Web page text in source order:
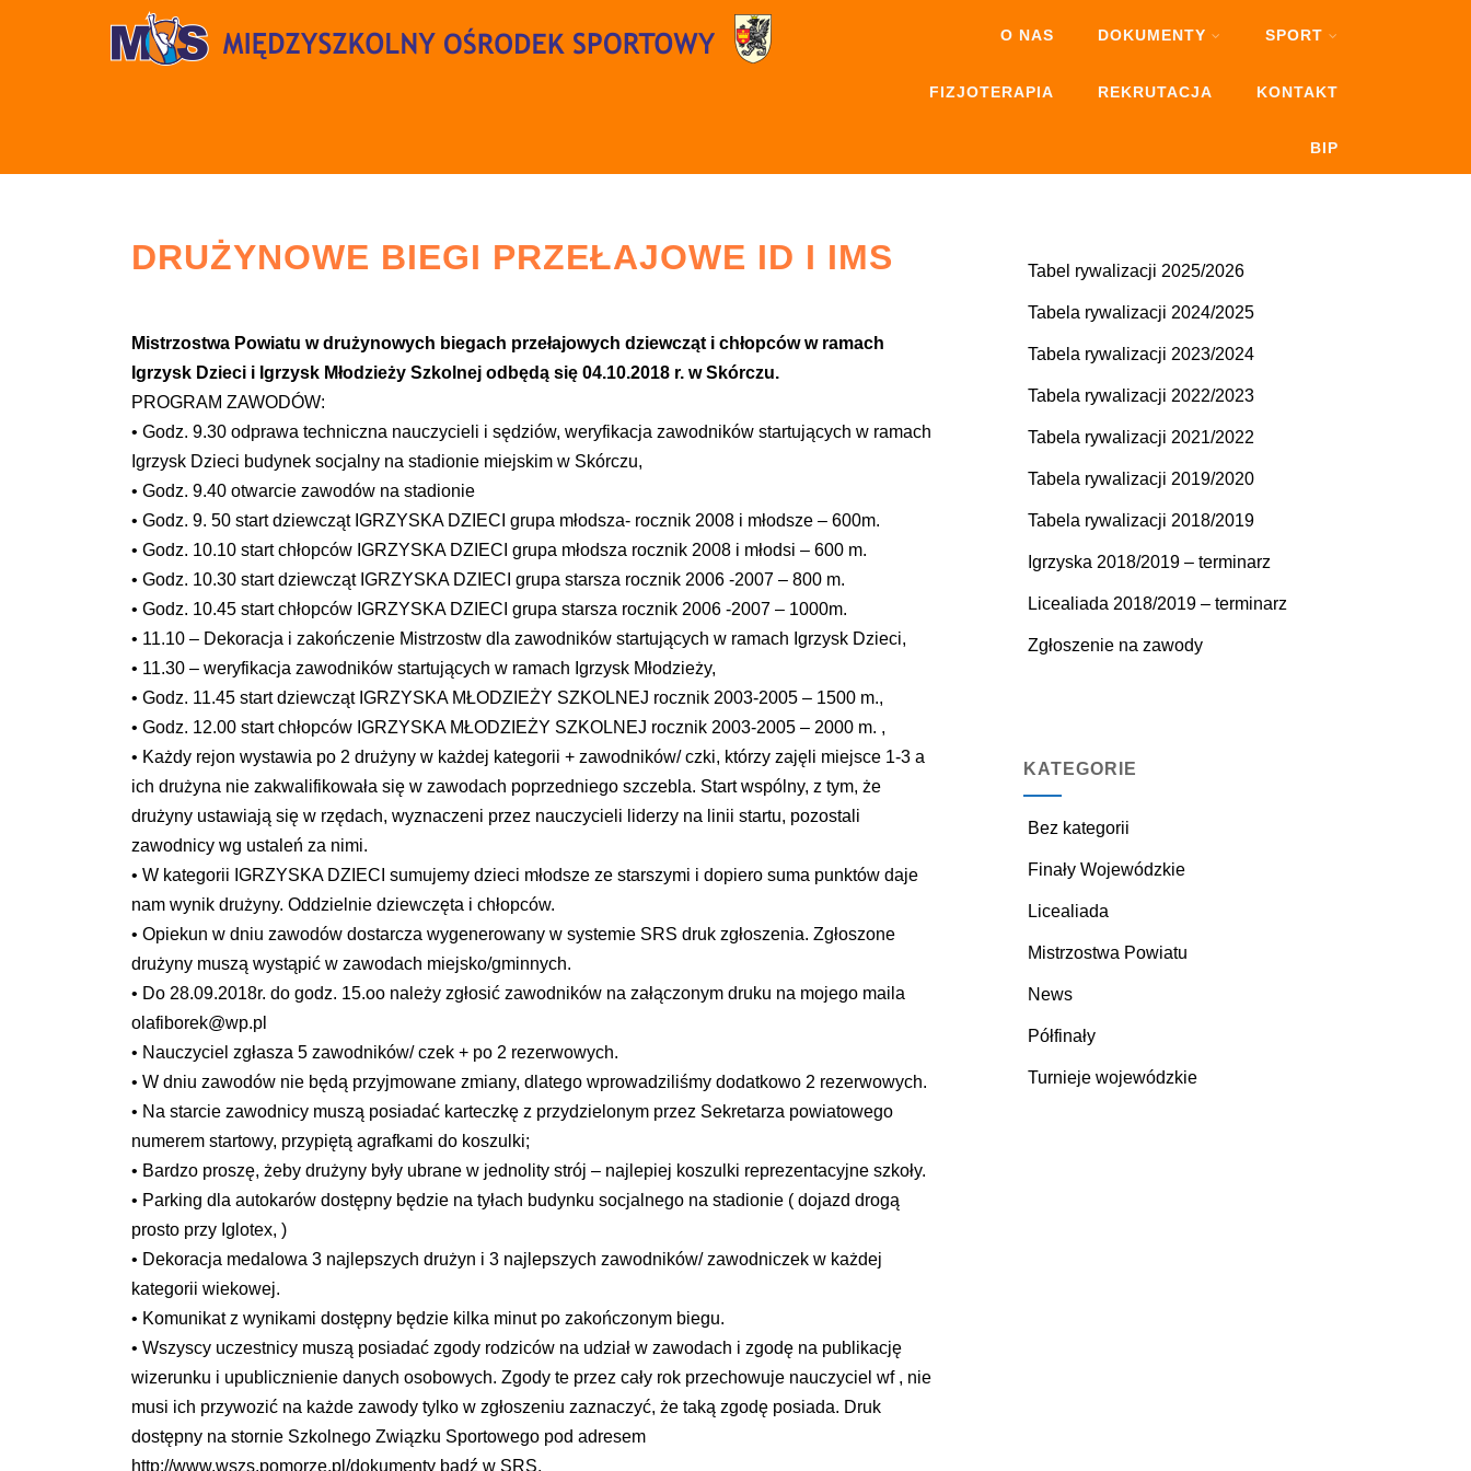
O NAS DOKUMENTY SPORT
FIZJOTERAPIA REKRUTACJA KONTAKT
BIP
DRUŻYNOWE BIEGI PRZEŁAJOWE ID I IMS
Mistrzostwa Powiatu w drużynowych biegach przełajowych dziewcząt i chłopców w ramach
Igrzysk Dzieci i Igrzysk Młodzieży Szkolnej odbędą się 04.10.2018 r. w Skórczu.
PROGRAM ZAWODÓW:
• Godz. 9.30 odprawa techniczna nauczycieli i sędziów, weryfikacja zawodników startujących w ramach
Igrzysk Dzieci budynek socjalny na stadionie miejskim w Skórczu,
• Godz. 9.40 otwarcie zawodów na stadionie
• Godz. 9. 50 start dziewcząt IGRZYSKA DZIECI grupa młodsza- rocznik 2008 i młodsze – 600m.
• Godz. 10.10 start chłopców IGRZYSKA DZIECI grupa młodsza rocznik 2008 i młodsi – 600 m.
• Godz. 10.30 start dziewcząt IGRZYSKA DZIECI grupa starsza rocznik 2006 -2007 – 800 m.
• Godz. 10.45 start chłopców IGRZYSKA DZIECI grupa starsza rocznik 2006 -2007 – 1000m.
• 11.10 – Dekoracja i zakończenie Mistrzostw dla zawodników startujących w ramach Igrzysk Dzieci,
• 11.30 – weryfikacja zawodników startujących w ramach Igrzysk Młodzieży,
• Godz. 11.45 start dziewcząt IGRZYSKA MŁODZIEŻY SZKOLNEJ rocznik 2003-2005 – 1500 m.,
• Godz. 12.00 start chłopców IGRZYSKA MŁODZIEŻY SZKOLNEJ rocznik 2003-2005 – 2000 m. ,
• Każdy rejon wystawia po 2 drużyny w każdej kategorii + zawodników/ czki, którzy zajęli miejsce 1-3 a
ich drużyna nie zakwalifikowała się w zawodach poprzedniego szczebla. Start wspólny, z tym, że
drużyny ustawiają się w rzędach, wyznaczeni przez nauczycieli liderzy na linii startu, pozostali
zawodnicy wg ustaleń za nimi.
• W kategorii IGRZYSKA DZIECI sumujemy dzieci młodsze ze starszymi i dopiero suma punktów daje
nam wynik drużyny. Oddzielnie dziewczęta i chłopców.
• Opiekun w dniu zawodów dostarcza wygenerowany w systemie SRS druk zgłoszenia. Zgłoszone
drużyny muszą wystąpić w zawodach miejsko/gminnych.
• Do 28.09.2018r. do godz. 15.oo należy zgłosić zawodników na załączonym druku na mojego maila
olafiborek@wp.pl
• Nauczyciel zgłasza 5 zawodników/ czek + po 2 rezerwowych.
• W dniu zawodów nie będą przyjmowane zmiany, dlatego wprowadziliśmy dodatkowo 2 rezerwowych.
• Na starcie zawodnicy muszą posiadać karteczkę z przydzielonym przez Sekretarza powiatowego
numerem startowy, przypiętą agrafkami do koszulki;
• Bardzo proszę, żeby drużyny były ubrane w jednolity strój – najlepiej koszulki reprezentacyjne szkoły.
• Parking dla autokarów dostępny będzie na tyłach budynku socjalnego na stadionie ( dojazd drogą
prosto przy Iglotex, )
• Dekoracja medalowa 3 najlepszych drużyn i 3 najlepszych zawodników/ zawodniczek w każdej
kategorii wiekowej.
• Komunikat z wynikami dostępny będzie kilka minut po zakończonym biegu.
• Wszyscy uczestnicy muszą posiadać zgody rodziców na udział w zawodach i zgodę na publikację
wizerunku i upublicznienie danych osobowych. Zgody te przez cały rok przechowuje nauczyciel wf , nie
musi ich przywozić na każde zawody tylko w zgłoszeniu zaznaczyć, że taką zgodę posiada. Druk
dostępny na stornie Szkolnego Związku Sportowego pod adresem
http://www.wszs.pomorze.pl/dokumenty bądź w SRS.
Tabel rywalizacji 2025/2026
Tabela rywalizacji 2024/2025
Tabela rywalizacji 2023/2024
Tabela rywalizacji 2022/2023
Tabela rywalizacji 2021/2022
Tabela rywalizacji 2019/2020
Tabela rywalizacji 2018/2019
Igrzyska 2018/2019 – terminarz
Licealiada 2018/2019 – terminarz
Zgłoszenie na zawody
KATEGORIE
Bez kategorii
Finały Wojewódzkie
Licealiada
Mistrzostwa Powiatu
News
Półfinały
Turnieje wojewódzkie